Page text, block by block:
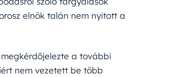
elnök talán nem nyitott a
a további
nem vezetett be több